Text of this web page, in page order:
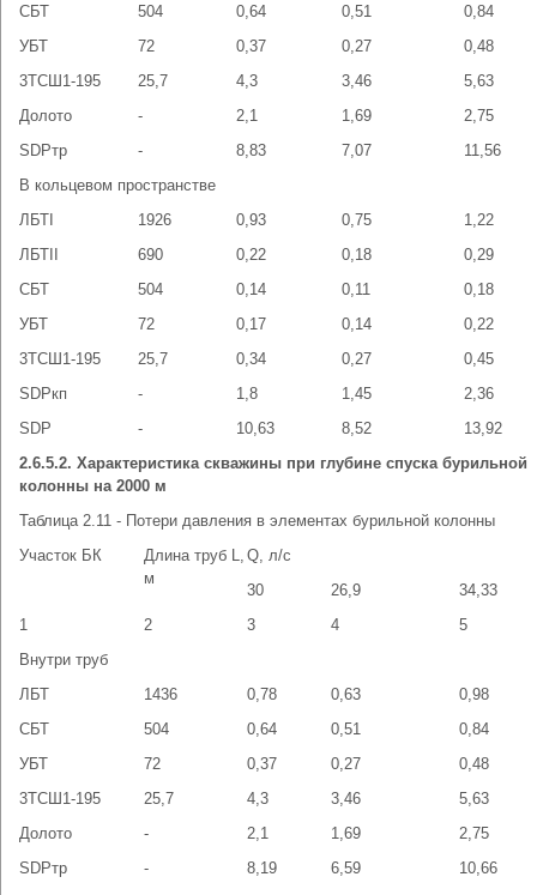
СБТ
504 0,64 0,51
0,84
УБТ
72 0,37 0,27
0,48
3ТСШ1-195
25,7 4,3 3,46
5,63
Долото
- 2,1 1,69
2,75
SDРтр
- 8,83 7,07
11,56
В кольцевом пространстве
ЛБТI
1926 0,93 0,75
1,22
ЛБТII
690 0,22 0,18
0,29
СБТ
504 0,14 0,11
0,18
УБТ
72 0,17 0,14
0,22
3ТСШ1-195
25,7 0,34 0,27
0,45
SDРкп
- 1,8 1,45
2,36
SDР
- 10,63 8,52
13,92
2.6.5.2. Характеристика скважины при глубине спуска бурильной
колонны на 2000 м
Таблица 2.11 - Потери давления в элементах бурильной колонны
Участок БК
Длина труб L,
м
Q, л/с
30
26,9
34,33
1
2 3 4
5
Внутри труб
ЛБТ
1436 0,78 0,63
0,98
СБТ
504 0,64 0,51
0,84
УБТ
72 0,37 0,27
0,48
3ТСШ1-195
25,7 4,3 3,46
5,63
Долото
- 2,1 1,69
2,75
SDРтр
- 8,19 6,59
10,66